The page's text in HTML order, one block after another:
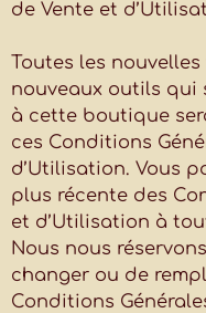
de Vente et
Toutes les
nouveaux outils qui
à cette boutique
ces Conditions
d’Utilisation. Vous
plus récente des
et d’Utilisation à
Nous nous
changer ou de
Conditions